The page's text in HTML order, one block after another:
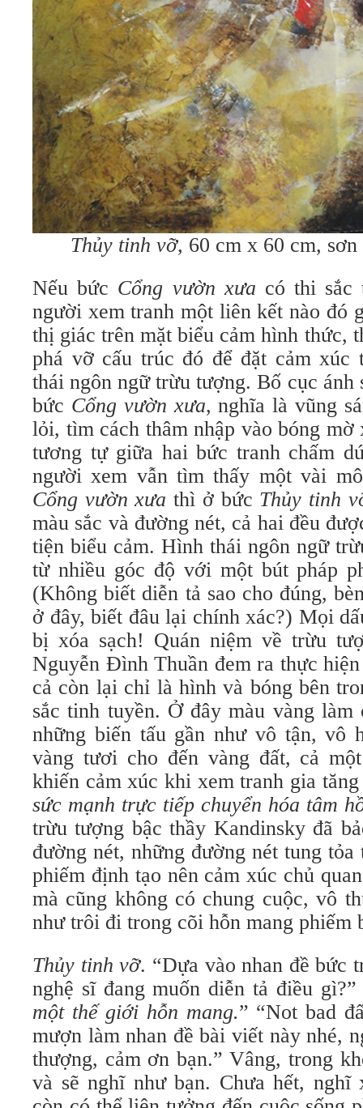
Thủy tinh vỡ, 60 cm x 60 cm,
Nếu bức Cổng vườn xưa có thi sắc
người xem tranh một liên kết nào đó
thị giác trên mặt biểu cảm hình thức,
phá vỡ cấu trúc đó để đặt cảm xúc
thái ngôn ngữ trừu tượng. Bố cục ánh
bức Cổng vườn xưa, nghĩa là vũng
lỏi, tìm cách thâm nhập vào bóng mờ
tương tự giữa hai bức tranh chấm
người xem vẫn tìm thấy một vài
Cổng vườn xưathì ở bức Thủy tinh
màu sắc và đường nét, cả hai đều
tiện biểu cảm. Hình thái ngôn ngữ
từ nhiều góc độ với một bút pháp
(Không biết diễn tả sao cho đúng,
ở đây, biết đâu lại chính xác?) Mọi
bị xóa sạch! Quán niệm về trừu
Nguyễn Đình Thuần đem ra thực
cả còn lại chỉ là hình và bóng bên
sắc tinh tuyền. Ở đây màu vàng làm
những biến tấu gần như vô tận, vô
vàng tươi cho đến vàng đất, cả
khiến cảm xúc khi xem tranh gia
sức mạnh trực tiếp chuyển hóa tâm
trừu tượng bậc thầy Kandinsky đã
đường nét, những đường nét tung
phiếm định tạo nên cảm xúc chủ
mà cũng không có chung cuộc, vô
như trôi đi trong cõi hỗn mang phiếm
Thủy tinh vỡ. “Dựa vào nhan đề bức
nghệ sĩ đang muốn diễn tả điều gì?”
một thế giới hỗn mang.” “Not bad
mượn làm nhan đề bài viết này nhé,
thượng, cảm ơn bạn.” Vâng, trong
và sẽ nghĩ như bạn. Chưa hết, nghĩ